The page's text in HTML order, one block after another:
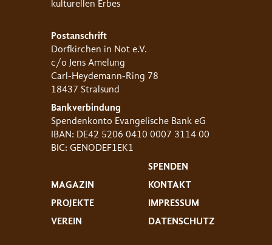
kulturellen Erbes
Postanschrift
Dorfkirchen in Not e.V.
c/o Jens Amelung
Carl-Heydemann-Ring 78
18437 Stralsund
Bankverbindung
Spendenkonto Evangelische Bank eG
IBAN: DE42 5206 0410 0007 3114 00
BIC: GENODEF1EK1
MAGAZIN
PROJEKTE
VEREIN
SPENDEN
KONTAKT
IMPRESSUM
DATENSCHUTZ